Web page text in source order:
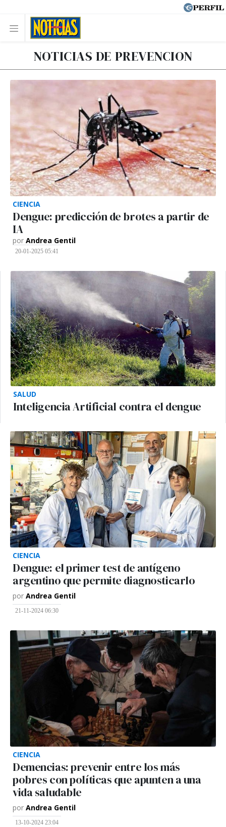
NOTICIAS DE PREVENCION
CIENCIA
Dengue: predicción de brotes a partir de
IA
por Andrea Gentil
20-01-2025 05:41
SALUD
Inteligencia Artificial contra el dengue
CIENCIA
Dengue: el primer test de antígeno
argentino que permite diagnosticarlo
por Andrea Gentil
21-11-2024 06:30
CIENCIA
Demencias: prevenir entre los más
pobres con políticas que apunten a una
vida saludable
por Andrea Gentil
13-10-2024 23:04